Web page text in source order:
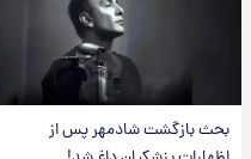
بحث بازگشت شادمهر پس از